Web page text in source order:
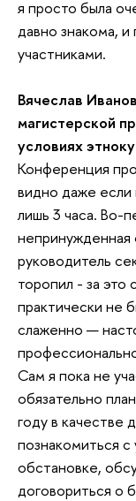
я просто была
давно знакома,
участниками.
Вячеслав
магистерской
условиях
Конференция
видно даже если
лишь 3 часа. Во-
непринужденная
руководитель
торопил - за это
практически не
слаженно —
Сам я пока не
обязательно
году в качестве
познакомиться
обстановке,
договориться о